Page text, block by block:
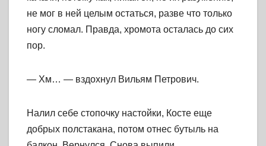
не мог в ней целым остаться, разве что только
ногу сломал. Правда, хромота осталась до сих
пор.
— Хм… — вздохнул Вильям Петрович.
Налил себе стопочку настойки, Косте еще
добрых полстакана, потом отнес бутыль на